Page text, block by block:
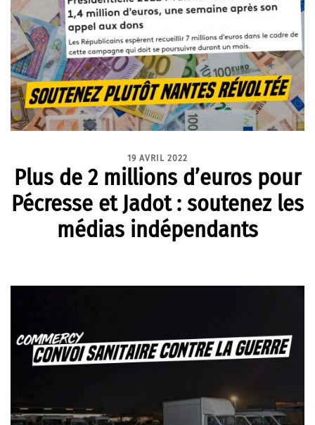
19 AVRIL 2022
Plus de 2 millions d’euros pour
Pécresse et Jadot : soutenez les
médias indépendants